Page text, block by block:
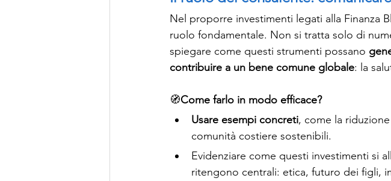
Nel proporre investimenti legati alla Finanza
ruolo fondamentale. Non si tratta solo di
spiegare come questi strumenti possano
contribuire a un bene comune globale: la
🧭Come farlo in modo efficace?
Usare esempi concreti, come la
comunità costiere sostenibili.
Evidenziare come questi investimenti si
ritengono centrali: etica, futuro dei figli,